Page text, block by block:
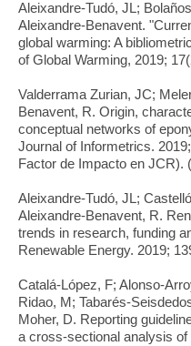
Aleixandre-Tudó, JL;
Aleixandre-Benavent.
global warming: A
of Global Warming, 2019;
Valderrama Zurian, JC;
Benavent, R. Origin,
conceptual networks of
Journal of Informetrics.
Factor de Impacto en JCR).
Aleixandre-Tudó, JL;
Aleixandre-Benavent, R.
trends in research, funding
Renewable Energy. 2019;
Catalá-López, F; Alonso-
Ridao, M; Tabarés-
Moher, D. Reporting
a cross-sectional analysis